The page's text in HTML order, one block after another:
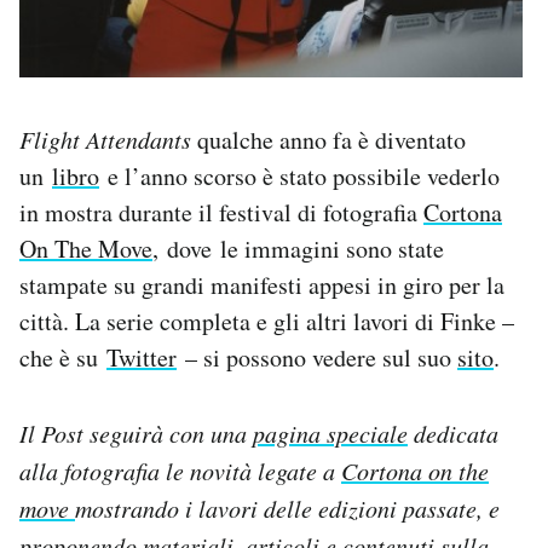
Flight Attendantsqualche anno fa è diventato
un libro e l’anno scorso è stato possibile vederlo
in mostra durante il festival di fotografiaCortona
On The Move, dove le immagini sono state
stampate su grandi manifesti appesi in giro per la
città. La serie completa e gli altri lavori di Finke –
che è su Twitter – si possono vedere sul suo sito.
Il Post seguirà con unapagina specialededicata
alla fotografia le novità legate a Cortona on the
movemostrando i lavori delle edizioni passate, e